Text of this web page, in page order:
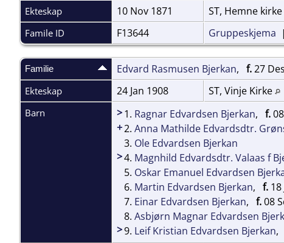
Ekteskap 10 Nov 1871 ST, Hemne kirke
Famile ID F13644 Gruppeskjema |
Familie Edvard Rasmusen Bjerkan, f.27
Ekteskap 24 Jan 1908 ST, Vinje Kirke
Barn >1. Ragnar Edvardsen Bjerkan, f.
+2. Anna Mathilde Edvardsdtr.
3. Ole Edvardsen Bjerkan
>4. Magnhild Edvardsdtr. Valaas f
5. Oskar Emanuel Edvardsen
6. Martin Edvardsen Bjerkan, f.
7. Einar Edvardsen Bjerkan, f.08
8. Asbjørn Magnar Edvardsen
>9. Leif Kristian Edvardsen Bjerkan,